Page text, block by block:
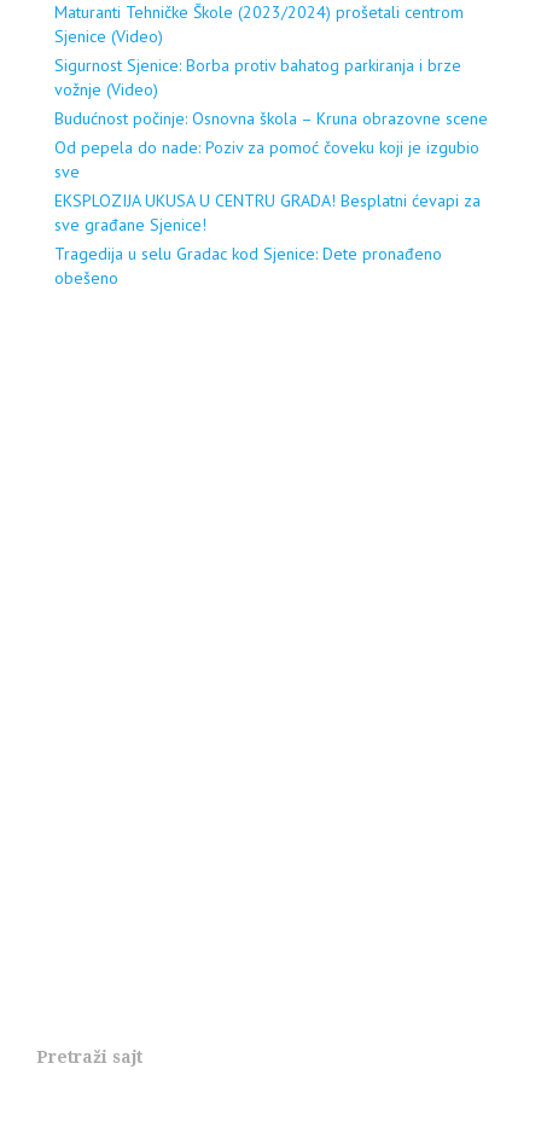
Maturanti Tehničke Škole (2023/2024) prošetali centrom
Sjenice (Video)
Sigurnost Sjenice: Borba protiv bahatog parkiranja i brze
vožnje (Video)
Budućnost počinje: Osnovna škola – Kruna obrazovne scene
Od pepela do nade: Poziv za pomoć čoveku koji je izgubio
sve
EKSPLOZIJA UKUSA U CENTRU GRADA! Besplatni ćevapi za
sve građane Sjenice!
Tragedija u selu Gradac kod Sjenice: Dete pronađeno
obešeno
Pretraži sajt